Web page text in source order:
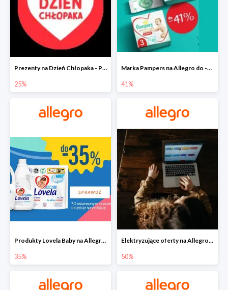
Prezenty na Dzień Chłopaka - Produkty SOXO do -25%
25%
Marka Pampers na Allegro do -41%
41%
Produkty Lovela Baby na Allegro do -35%
35%
Elektryzujące oferty na Allegro do -50%
50%